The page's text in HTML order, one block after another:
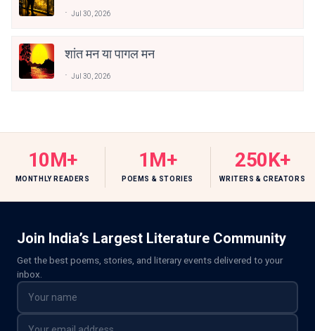
Jul 30, 2026
शांत मन या पागल मन
Jul 30, 2026
10M+
MONTHLY READERS
1M+
POEMS & STORIES
250K+
WRITERS & CREATORS
Join India’s Largest Literature Community
Get the best poems, stories, and literary events delivered to your
inbox.